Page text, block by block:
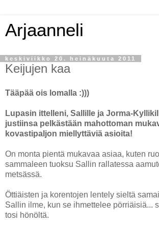
Arjaanneli
keskiviikko 20. heinäkuuta 2011
Keijujen kaa
Tääpää ois lomalla :)))
Lupasin ittelleni, Sallille ja Jorma-
justiinsa pelkästään mahottoman
kovastipaljon miellyttäviä asioita!
On monta pientä mukavaa asiaa, kuten
sammaleen tuoksu Sallin rallatessa
metsässä.
Öttiäisten ja korentojen lentely sieltä
Sallin ilme, kun se ihmettelee pörriäisiä...
tosi hönöltä.